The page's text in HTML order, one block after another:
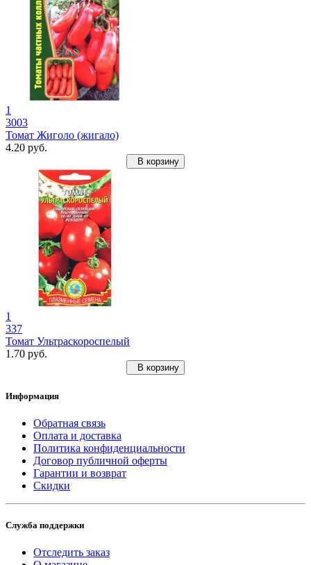
1
3003
Томат Жиголо (жигало)
4.20 руб.
В корзину
1
337
Томат Ультраскороспелый
1.70 руб.
В корзину
Информация
Обратная связь
Оплата и доставка
Политика конфиденциальности
Договор публичной оферты
Гарантии и возврат
Скидки
Служба поддержки
Отследить заказ